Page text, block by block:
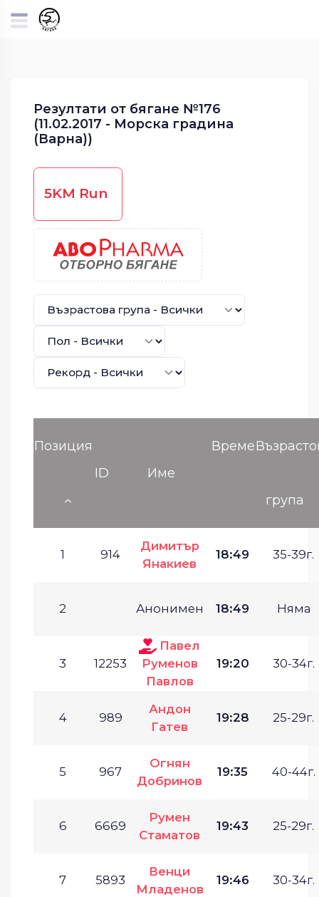
Резултати от бягане №176
(11.02.2017 - Морска градина
(Варна))
5KM Run
Позиция
ID
Име
Време
група
1 914
Димитър
Янакиев
18:49 35-39г.
2 Анонимен 18:49 Няма
3 12253
Павел
Руменов
Павлов
19:20 30-34г.
4 989
Андон
Гатев
19:28 25-29г.
5 967
Огнян
Добринов
19:35 40-44г.
6 6669
Румен
Стаматов
19:43 25-29г.
7 5893
Венци
Младенов
19:46 30-34г.